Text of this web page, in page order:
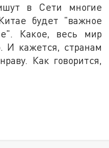
в Сети многие
будет "важное
Какое, весь мир
И кажется, странам
Как говорится,